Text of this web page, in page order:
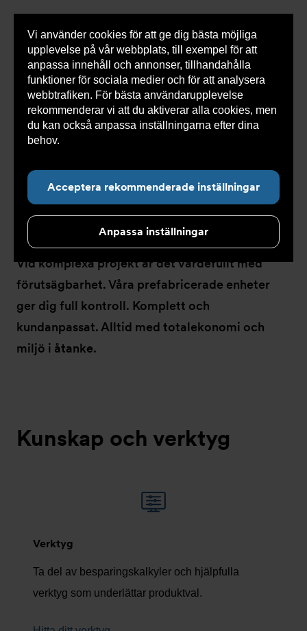
Vi använder cookies för att ge dig bästa möjliga
upplevelse på vår webbplats, till exempel för att
anpassa innehåll och annonser, tillhandahålla
funktioner för sociala medier och för att analysera
webbtrafiken. För bästa användarupplevelse
rekommenderar vi att du aktiverar alla cookies, men
du kan också anpassa inställningarna efter dina
behov.
Acceptera rekommenderade inställningar
Anpassa inställningar
0 varorSnabborder
Du
här:
Armatec > Koncept > Energisystem & Teknikrum
Energisystem &
Teknikrum
Vid komplexa projekt är det värdefullt med
förutsägbarhet. Våra prefabricerade enheter
ger dig full kontroll. Komplett och
kundanpassat. Alltid med totalekonomi och
miljö i åtanke.
Kunskap och verktyg
Verktyg
Ta del av besparingskalkyler och hjälpfulla
verktyg som underlättar produktval.